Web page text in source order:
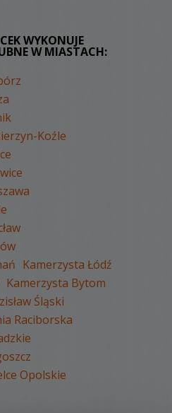
WYKONUJE
W MIASTACH:
Koźle
Kamerzysta Łódź
Kamerzysta Bytom
Śląski
Raciborska
Opolskie